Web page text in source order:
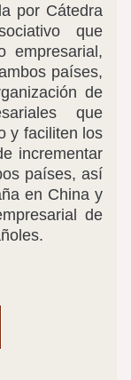
por Cátedra
que
empresarial,
países,
de
que
y faciliten los
incrementar
países, así
en China y
de